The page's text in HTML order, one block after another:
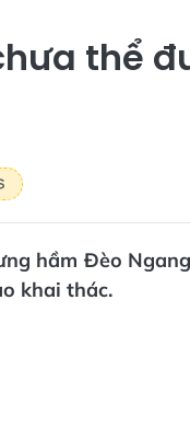
thể
hầm Đèo
khai thác.